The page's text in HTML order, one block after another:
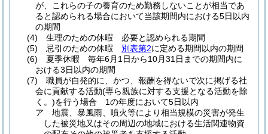
が、これらの子の養育のため勤務しないことが相当であ
ると認められる場合において当該期間内における5日以内
の期間
(4)
生理のための休暇 必要と認められる期間
(5)
忌引のための休暇 別表第2に定める期間以内の期間
(6)
夏季休暇 毎年6月1日から10月31日までの期間内に
おける3日以内の期間
(7)
職員が自発的に、かつ、報酬を得ないで次に掲げる社
会に貢献する活動(専ら親族に対する支援となる活動を除
く。)を行う場合 1の年度において5日以内
ア
地震、暴風雨、噴火等により相当規模の災害が発生
した被災地又はその周辺の地域における生活関連物資